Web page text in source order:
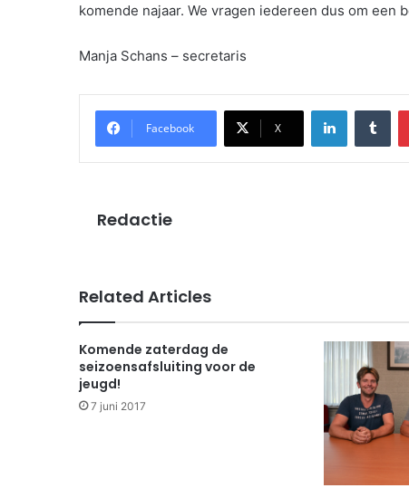
komende najaar. We vragen iedereen dus om een
Manja Schans – secretaris
Facebook X
LinkedIn
Redactie
Related Articles
Komende zaterdag de
seizoensafsluiting voor de
jeugd!
7 juni 2017